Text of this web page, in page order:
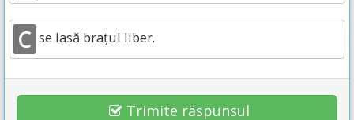
C se lasă brațul liber.
Trimite răspunsul